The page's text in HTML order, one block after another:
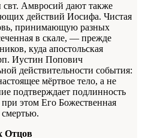
Амвросий дают также
действий Иосифа. Чистая
принимающую разных
в скале, — прежде
куда апостольская
Иустин Попович
действительности события:
мёртвое тело, а не
подтверждает подлинность
этом Его Божественная
Отцов